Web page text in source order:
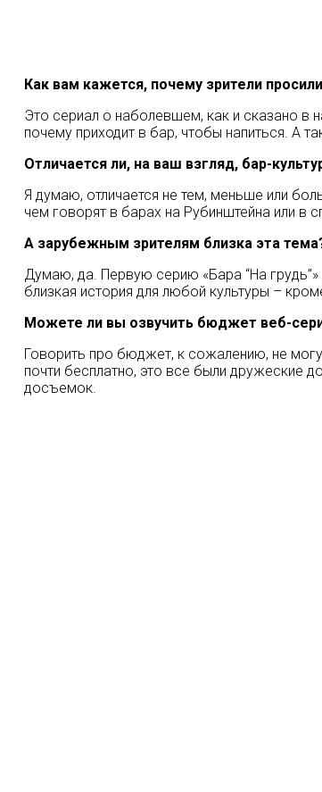
Как вам кажется, почему зрители
Это сериал о наболевшем, как и сказано в
почему приходит в бар, чтобы напиться. А
Отличается ли, на ваш взгляд, бар-
Я думаю, отличается не тем, меньше или
чем говорят в барах на Рубинштейна или в
А зарубежным зрителям близка эта
Думаю, да. Первую серию «Бара “На
близкая история для любой культуры –
Можете ли вы озвучить бюджет веб-
Говорить про бюджет, к сожалению, не
почти бесплатно, это все были дружеские
досъемок.